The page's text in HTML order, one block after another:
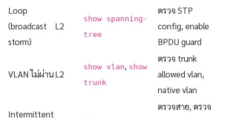
Loop
(broadcast
storm)
L2
show spanning-
tree
ตรวจ STP
config, enable
BPDU guard
VLAN ไม่ผ่านL2
show vlan, show
trunk
ตรวจ trunk
allowed vlan,
native vlan
Intermittent
ตรวจสาย, ตรวจ